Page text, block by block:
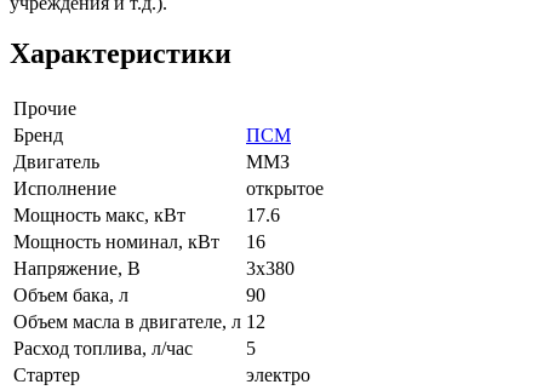
Характеристики
Прочие
Бренд
ПСМ
Двигатель
ММЗ
Исполнение
открытое
Мощность макс, кВт
17.6
Мощность номинал, кВт
16
Напряжение, В
3x380
Объем бака, л
90
Объем масла в двигателе, л 12
Расход топлива, л/час
5
Стартер
электро